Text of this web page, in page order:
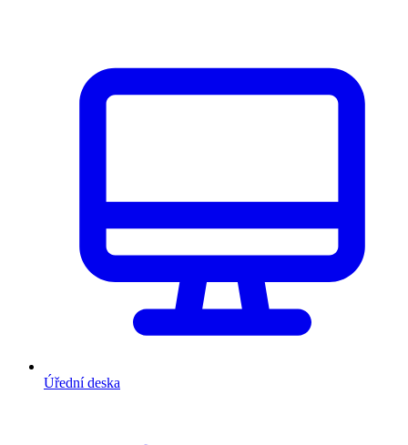
Úřední deska